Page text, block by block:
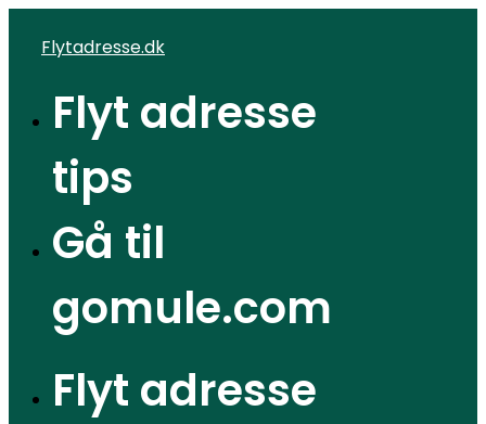
Flytadresse.dk
Flyt adresse
tips
Gå til
gomule.com
Flyt adresse